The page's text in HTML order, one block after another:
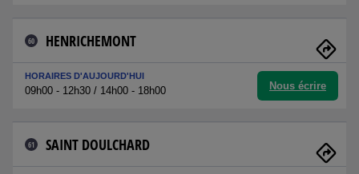
60 HENRICHEMONT
HORAIRES D'AUJOURD'HUI
09h00 - 12h30 / 14h00 - 18h00 Nous écrire
61 SAINT DOULCHARD